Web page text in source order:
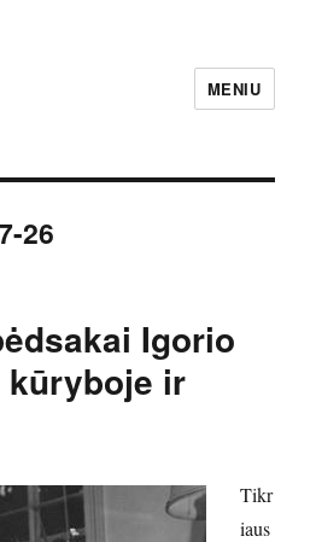
MENIU
26
Igorio
ir
Tikr
iaus